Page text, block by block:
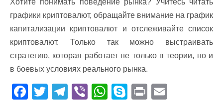
графики криптовалют, обращайте внимание на график
капитализации криптовалют и отслеживайте список
криптовалют. Только так можно выстраивать
стратегию, которая работает не только в теории, но и
в боевых условиях реального рынка.
F T T Vi W S Pr